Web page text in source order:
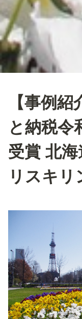
【事例
と納税令
受賞 北
リスキ